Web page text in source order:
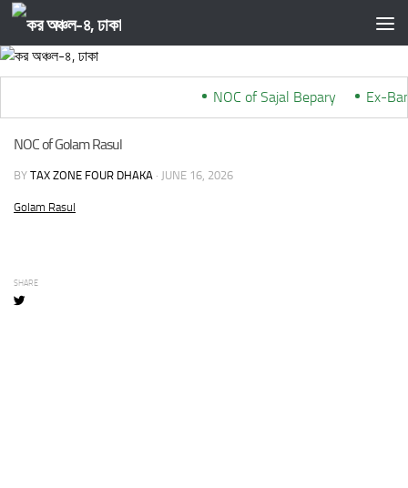
Skip to content
NOC of Sajal Bepary*** Ex-
NOC of Golam Rasul
BY TAX ZONE FOUR DHAKA · JUNE 16, 2026
Golam Rasul
SHARE